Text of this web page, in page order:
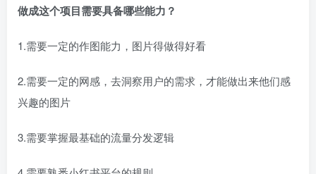
做成这个项目需要具备哪些能力？​
1.需要一定的作图能力，图片得做得好看​
2.需要一定的网感，去洞察用户的需求，才能做出来他们感
兴趣的图片​
3.需要掌握最基础的流量分发逻辑​